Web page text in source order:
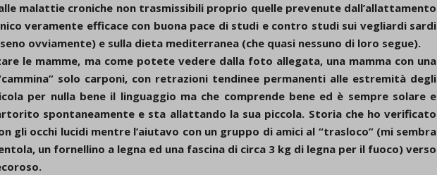
malattie croniche non trasmissibili proprio quelle prevenute dall’allattamento
veramente efficace con buona pace di studi e contro studi sui vegliardi sardi
ovviamente) e sulla dieta mediterranea (che quasi nessuno di loro segue).
le mamme, ma come potete vedere dalla foto allegata, una mamma con una
solo carponi, con retrazioni tendinee permanenti alle estremità degli
per nulla bene il linguaggio ma che comprende bene ed è sempre solare e
spontaneamente e sta allattando la sua piccola. Storia che ho verificato
gli occhi lucidi mentre l’aiutavo con un gruppo di amici al “trasloco” (mi sembra
un fornellino a legna ed una fascina di circa 3 kg di legna per il fuoco) verso